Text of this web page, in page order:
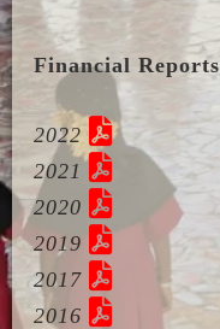
Financial Reports
2022
2021
2020
2019
2017
2016